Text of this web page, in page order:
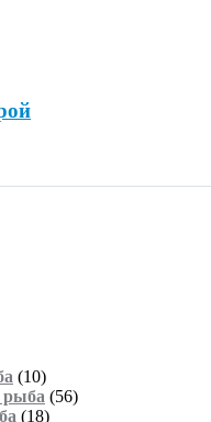
(10)
рыба (56)
(18)